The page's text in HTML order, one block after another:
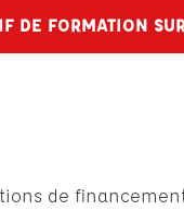
DE FORMATION
de